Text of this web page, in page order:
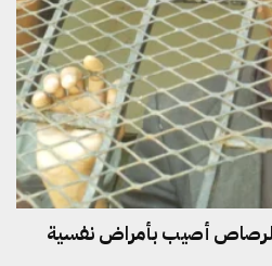
أصيب بأمراض نفسية